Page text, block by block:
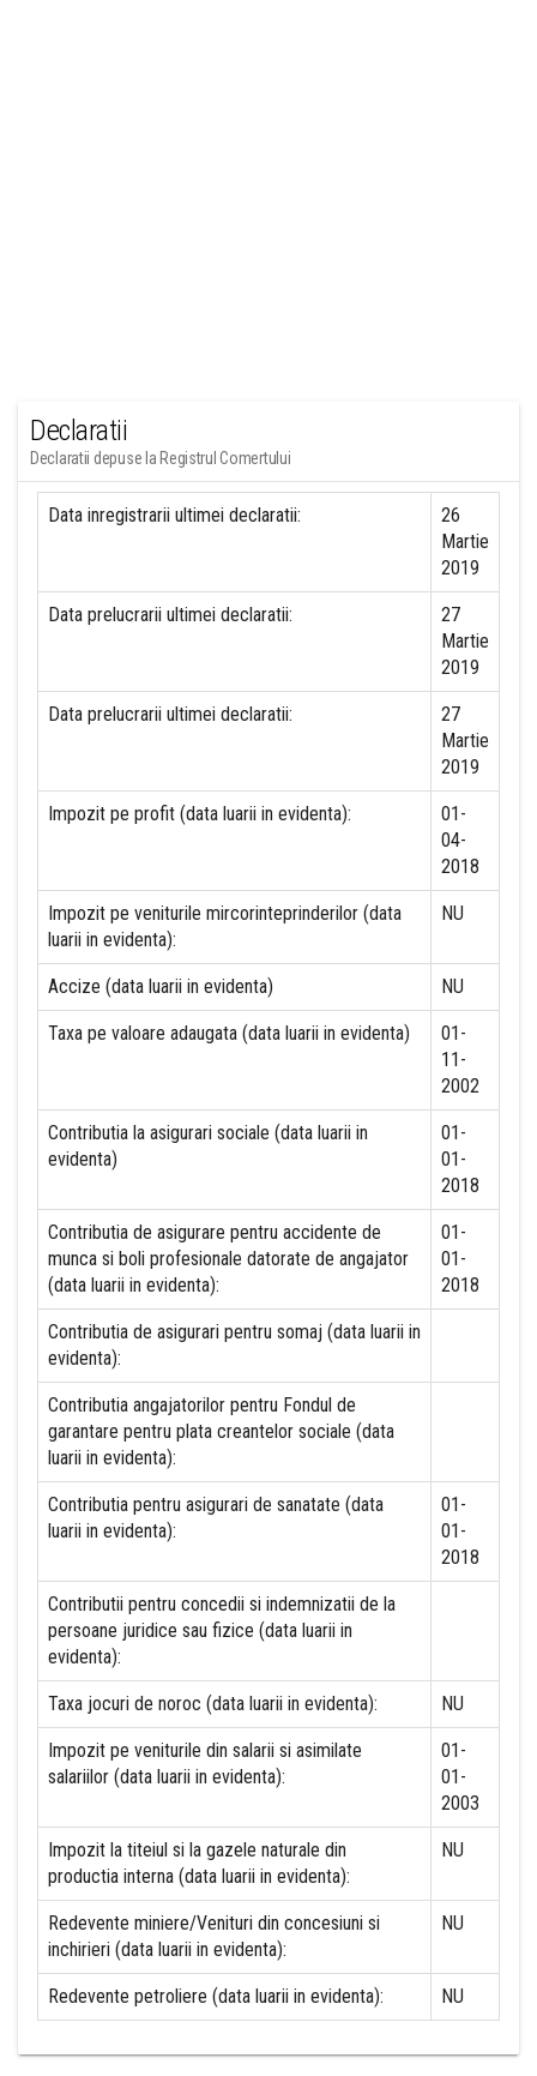
Declaratii
Declaratii depuse la Registrul Comertului
Data inregistrarii ultimei declaratii:
26
Martie
2019
Data prelucrarii ultimei declaratii:
27
Martie
2019
Data prelucrarii ultimei declaratii:
27
Martie
2019
Impozit pe profit (data luarii in evidenta):
01-
04-
2018
Impozit pe veniturile mircorinteprinderilor (data
luarii in evidenta):
NU
Accize (data luarii in evidenta) NU
Taxa pe valoare adaugata (data luarii in evidenta)
01-
11-
2002
Contributia la asigurari sociale (data luarii in
evidenta)
01-
01-
2018
Contributia de asigurare pentru accidente de
munca si boli profesionale datorate de angajator
(data luarii in evidenta):
01-
01-
2018
Contributia de asigurari pentru somaj (data luarii in
evidenta):
Contributia angajatorilor pentru Fondul de
garantare pentru plata creantelor sociale (data
luarii in evidenta):
Contributia pentru asigurari de sanatate (data
luarii in evidenta):
01-
01-
2018
Contributii pentru concedii si indemnizatii de la
persoane juridice sau fizice (data luarii in
evidenta):
Taxa jocuri de noroc (data luarii in evidenta): NU
Impozit pe veniturile din salarii si asimilate
salariilor (data luarii in evidenta):
01-
01-
2003
Impozit la titeiul si la gazele naturale din
productia interna (data luarii in evidenta):
NU
Redevente miniere/Venituri din concesiuni si
inchirieri (data luarii in evidenta):
NU
Redevente petroliere (data luarii in evidenta): NU